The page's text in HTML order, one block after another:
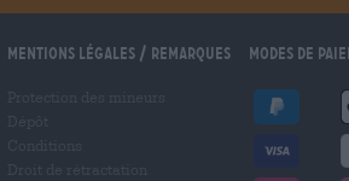
Mentions légales / Remarques Modes de